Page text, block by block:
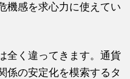
機感を求心力に使えてい
全く違ってきます。通貨
係の安定化を模索するタ